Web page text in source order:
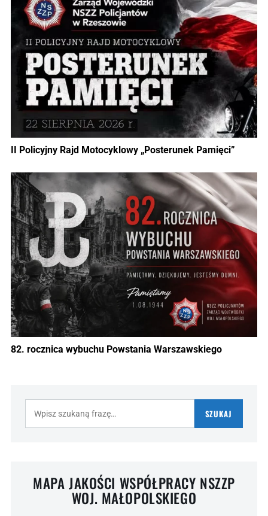
II Policyjny Rajd Motocyklowy „Posterunek Pamięci”
82. rocznica wybuchu Powstania Warszawskiego
SZUKAJ
MAPA JAKOŚCI WSPÓŁPRACY NSZZP
WOJ. MAŁOPOLSKIEGO